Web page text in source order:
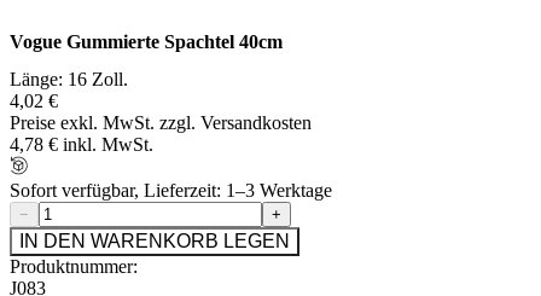
Vogue Gummierte Spachtel 40cm
Länge: 16 Zoll.
4,02 €
Preise exkl. MwSt. zzgl. Versandkosten
4,78 € inkl. MwSt.
Sofort verfügbar, Lieferzeit: 1–3 Werktage
− +
IN DEN WARENKORB LEGEN
Produktnummer:
J083